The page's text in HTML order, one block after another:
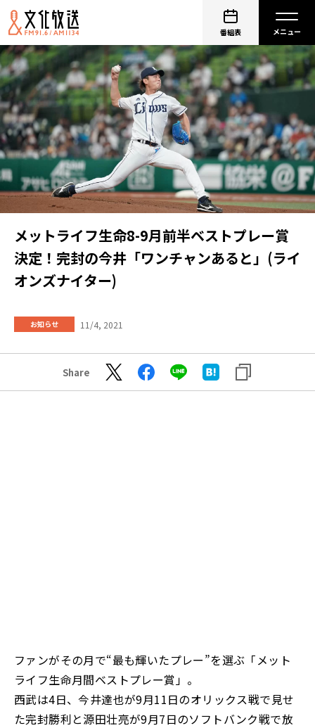
番組表
メットライフ生命8-9月前半ベストプレー賞
決定！完封の今井「ワンチャンあると」(ライ
オンズナイター)
お知らせ 11/4, 2021
Share
ファンがその月で“最も輝いたプレー”を選ぶ「メット
ライフ生命月間ベストプレー賞」。
西武は4日、今井達也が9月11日のオリックス戦で見せ
た完封勝利と源田壮亮が9月7日のソフトバンク戦で放